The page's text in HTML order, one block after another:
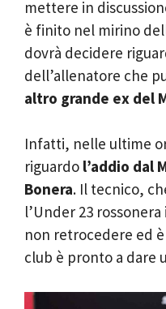
mettere in
è finito nel mirino
dovrà decidere
dell’allenatore che
altro grande ex del
Infatti, nelle ultime
riguardo l’addio dal
Bonera. Il tecnico,
l’Under 23
non retrocedere ed
club è pronto a dare